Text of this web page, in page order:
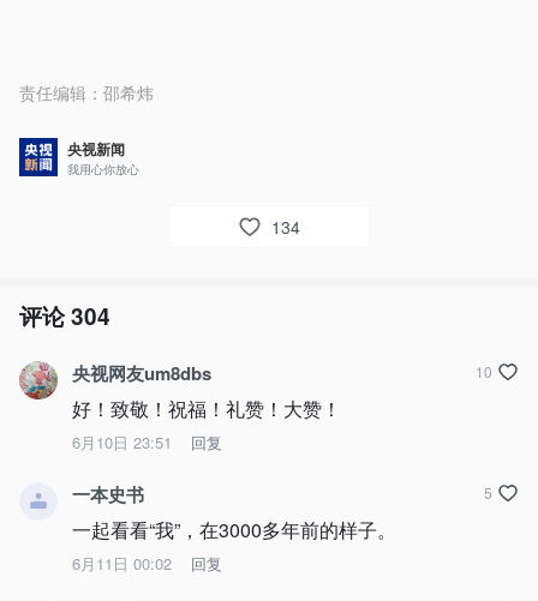
责任编辑： 邵希炜
央视新闻
我用心你放心
134
评论304
央视网友um8dbs
好！致敬！祝福！礼赞！大赞！
6月10日 23:51 回复
10
一本史书
一起看看“我”，在3000多年前的样子。
6月11日 00:02 回复
5